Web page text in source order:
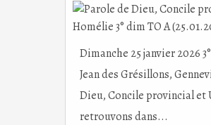
Dimanche 25 janvier 2026
Jean des Grésillons,
Dieu, Concile provincial et
retrouvons dans...